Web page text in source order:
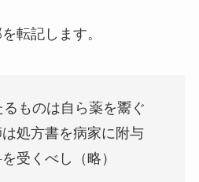
転記します。
ものは自ら薬を鬻ぐ
処方書を病家に附与
受くべし（略）